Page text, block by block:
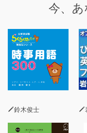
今、
鈴木俊士